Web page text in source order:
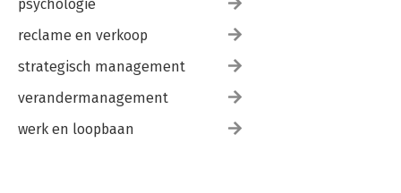
psychologie
reclame en verkoop
strategisch management
verandermanagement
werk en loopbaan